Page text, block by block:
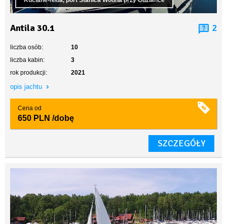
Antila 30.1 2
liczba osób:
10
liczba kabin:
3
rok produkcji:
2021
opis jachtu
Cena od
650 PLN /dobę
SZCZEGÓŁY